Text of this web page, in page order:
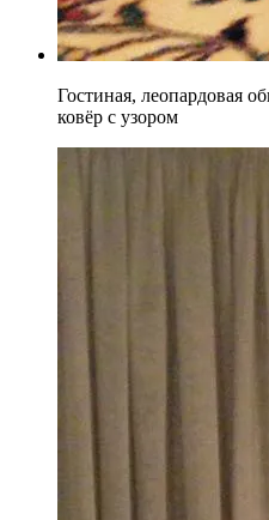
Гостиная, леопардовая
ковёр с узором